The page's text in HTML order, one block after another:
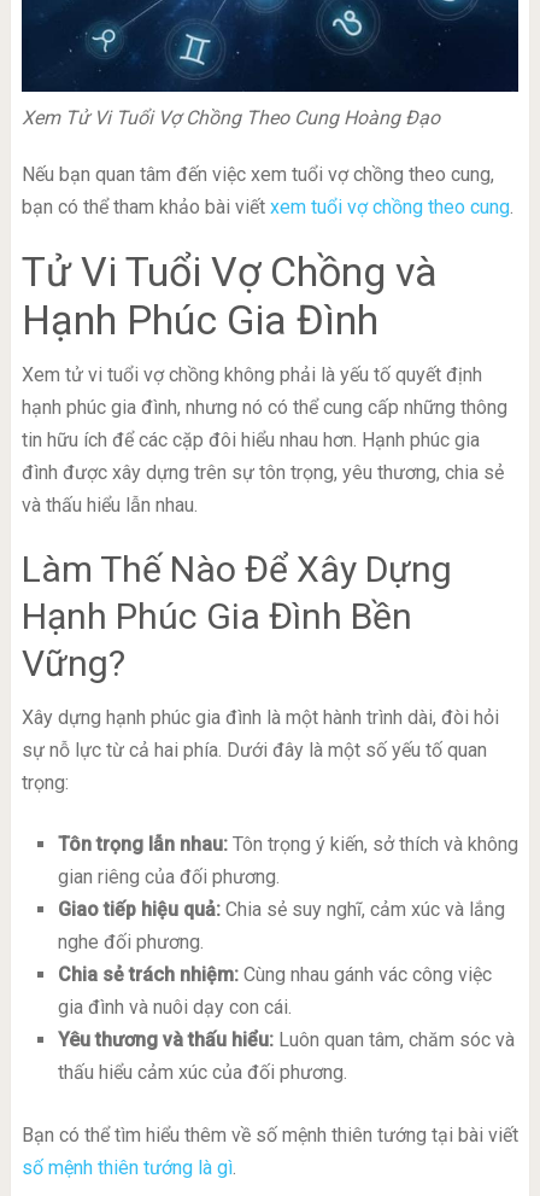
Xem Tử Vi Tuổi Vợ Chồng Theo Cung Hoàng Đạo
Nếu bạn quan tâm đến việc xem tuổi vợ chồng theo cung,
bạn có thể tham khảo bài viết xem tuổi vợ chồng theo cung.
Tử Vi Tuổi Vợ Chồng và
Hạnh Phúc Gia Đình
Xem tử vi tuổi vợ chồng không phải là yếu tố quyết định
hạnh phúc gia đình, nhưng nó có thể cung cấp những thông
tin hữu ích để các cặp đôi hiểu nhau hơn. Hạnh phúc gia
đình được xây dựng trên sự tôn trọng, yêu thương, chia sẻ
và thấu hiểu lẫn nhau.
Làm Thế Nào Để Xây Dựng
Hạnh Phúc Gia Đình Bền
Vững?
Xây dựng hạnh phúc gia đình là một hành trình dài, đòi hỏi
sự nỗ lực từ cả hai phía. Dưới đây là một số yếu tố quan
trọng:
Tôn trọng lẫn nhau:Tôn trọng ý kiến, sở thích và không
gian riêng của đối phương.
Giao tiếp hiệu quả:Chia sẻ suy nghĩ, cảm xúc và lắng
nghe đối phương.
Chia sẻ trách nhiệm:Cùng nhau gánh vác công việc
gia đình và nuôi dạy con cái.
Yêu thương và thấu hiểu:Luôn quan tâm, chăm sóc và
thấu hiểu cảm xúc của đối phương.
Bạn có thể tìm hiểu thêm về số mệnh thiên tướng tại bài viết
số mệnh thiên tướng là gì.